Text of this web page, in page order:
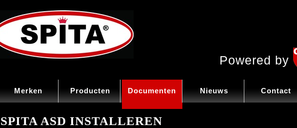
Powered by
Merken Producten Documenten Nieuws Contact
SPITA ASD INSTALLEREN